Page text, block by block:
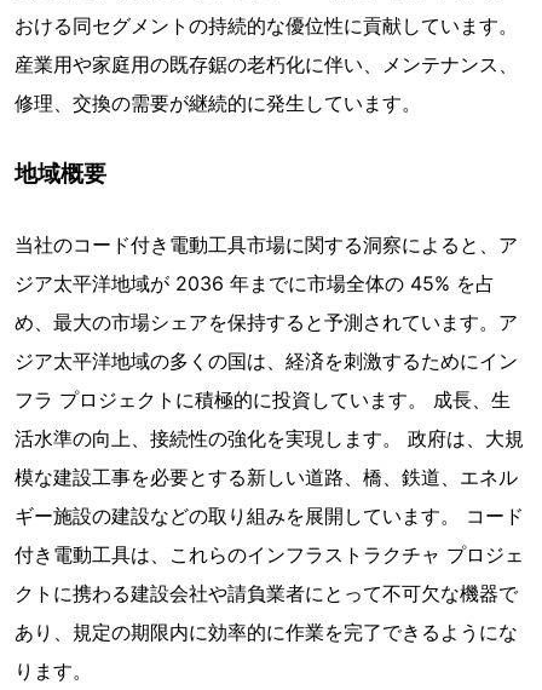
おける同セグメントの持続的な優位性に貢献しています。
産業用や家庭用の既存鋸の老朽化に伴い、メンテナンス、
修理、交換の需要が継続的に発生しています。
地域概要
当社のコード付き電動工具市場に関する洞察によると、ア
ジア太平洋地域が 2036 年までに市場全体の 45% を占
め、最大の市場シェアを保持すると予測されています。ア
ジア太平洋地域の多くの国は、経済を刺激するためにイン
フラ プロジェクトに積極的に投資しています。 成長、生
活水準の向上、接続性の強化を実現します。 政府は、大規
模な建設工事を必要とする新しい道路、橋、鉄道、エネル
ギー施設の建設などの取り組みを展開しています。 コード
付き電動工具は、これらのインフラストラクチャ プロジェ
クトに携わる建設会社や請負業者にとって不可欠な機器で
あり、規定の期限内に効率的に作業を完了できるようにな
ります。